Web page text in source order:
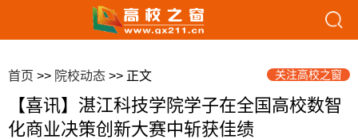
首页 >> 院校动态 >> 正文 关注高校之窗
【喜讯】湛江科技学院学子在全国高校数智
化商业决策创新大赛中斩获佳绩